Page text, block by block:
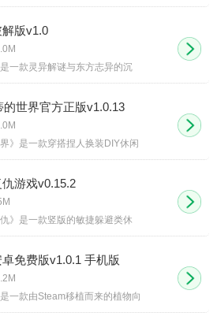
版v1.0
是一款灵异解谜与东方志异的沉
的世界官方正版v1.0.13
界》是一款穿搭捏人换装DIY休闲
游戏v0.15.2
仇》是一款竖版的敏捷躲避类休
免费版v1.0.1 手机版
是一款由Steam移植而来的植物向